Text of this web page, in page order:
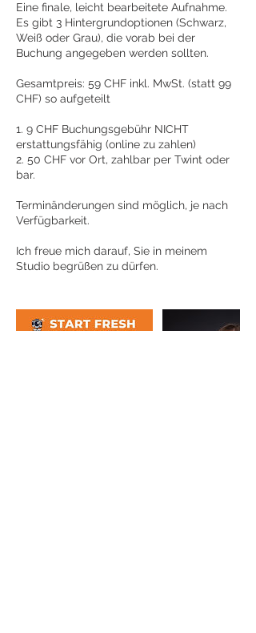
Eine finale, leicht bearbeitete Aufnahme.
Es gibt 3 Hintergrundoptionen (Schwarz,
Weiß oder Grau), die vorab bei der
Buchung angegeben werden sollten.
Gesamtpreis: 59 CHF inkl. MwSt. (statt 99
CHF) so aufgeteilt
1. 9 CHF Buchungsgebühr NICHT
erstattungsfähig (online zu zahlen)
2. 50 CHF vor Ort, zahlbar per Twint oder
bar.
Terminänderungen sind möglich, je nach
Verfügbarkeit.
Ich freue mich darauf, Sie in meinem
Studio begrüßen zu dürfen.